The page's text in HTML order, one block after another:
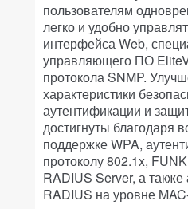
пользователям
легко и удобно
интерфейса Web,
управляющего ПО
протокола SNMP.
характеристики
аутентификации и
достигнуты благодаря
поддержке WPA,
протоколу 802.1x,
RADIUS Server, а
RADIUS на уровне